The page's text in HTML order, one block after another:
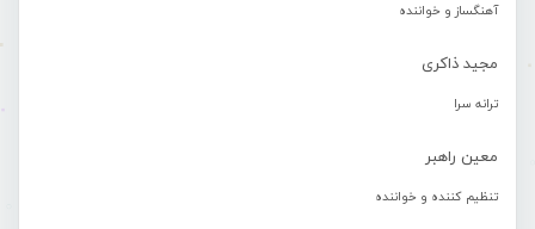
آهنگساز و خواننده
مجید ذاکری
ترانه سرا
معین راهبر
تنظیم کننده و خواننده